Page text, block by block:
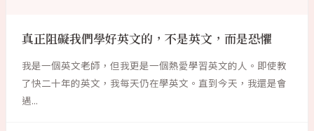
真正阻礙我們學好英文的，不是英文，而是恐懼
我是一個英文老師，但我更是一個熱愛學習英文的人。即使教
了快二十年的英文，我每天仍在學英文。直到今天，我還是會
遇...